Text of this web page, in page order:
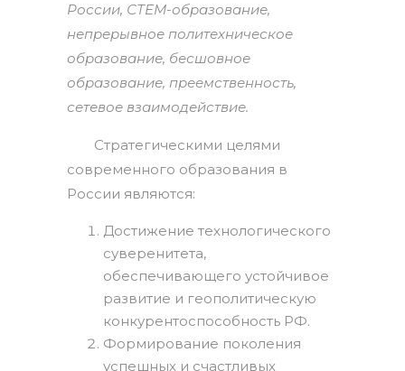
России, СТЕМ-образование,
непрерывное политехническое
образование, бесшовное
образование, преемственность,
сетевое взаимодействие.
Стратегическими целями
современного образования в
России являются:
Достижение технологического
суверенитета,
обеспечивающего устойчивое
развитие и геополитическую
конкурентоспособность РФ.
Формирование поколения
успешных и счастливых